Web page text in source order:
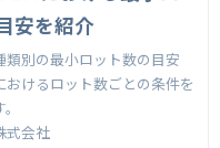
安を紹介
類別の最小ロット数の目安
おけるロット数ごとの条件を
式会社